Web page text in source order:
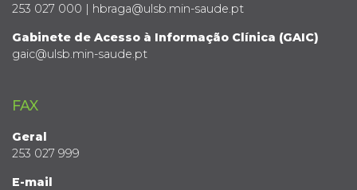
253 027 000 | hbraga@ulsb.min-saude.pt
Gabinete de Acesso à Informação Clínica (GAIC)
gaic@ulsb.min-saude.pt
FAX
Geral
253 027 999
E-mail